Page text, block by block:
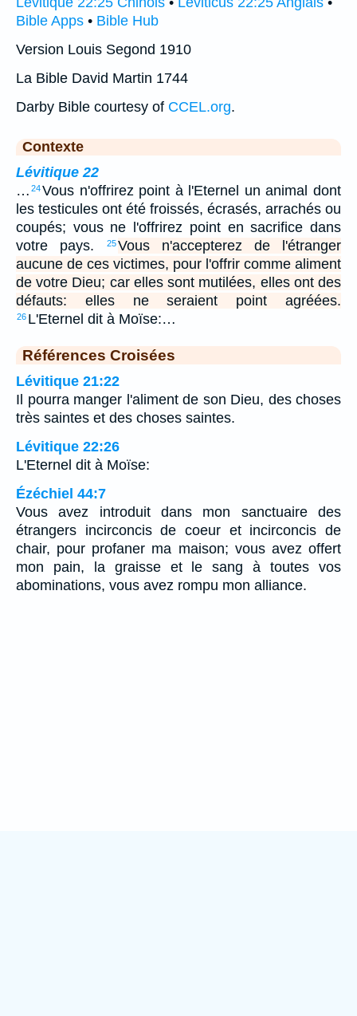
Bible Apps • Bible Hub
Version Louis Segond 1910
La Bible David Martin 1744
Darby Bible courtesy of CCEL.org.
Contexte
Lévitique 22
… 24Vous n'offrirez point à l'Eternel un animal dont
les testicules ont été froissés, écrasés, arrachés ou
coupés; vous ne l'offrirez point en sacrifice dans
votre pays.
25Vous n'accepterez de l'étranger
aucune de ces victimes, pour l'offrir comme aliment
de votre Dieu; car elles sont mutilées, elles ont des
défauts: elles ne seraient point agréées.
26 L'Eternel dit à Moïse:…
Références Croisées
Lévitique 21:22
Il pourra manger l'aliment de son Dieu, des choses
très saintes et des choses saintes.
Lévitique 22:26
L'Eternel dit à Moïse:
Ézéchiel 44:7
Vous avez introduit dans mon sanctuaire des
étrangers incirconcis de coeur et incirconcis de
chair, pour profaner ma maison; vous avez offert
mon pain, la graisse et le sang à toutes vos
abominations, vous avez rompu mon alliance.